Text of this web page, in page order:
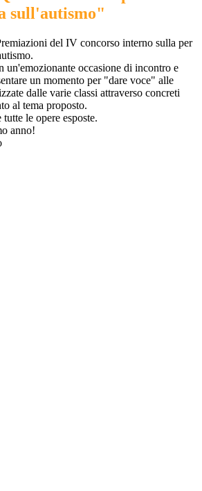
sull'autismo"
del IV concorso interno sulla per
un'emozionante occasione di incontro e
un momento per "dare voce" alle
dalle varie classi attraverso concreti
al tema proposto.
tutte le opere esposte.
anno!